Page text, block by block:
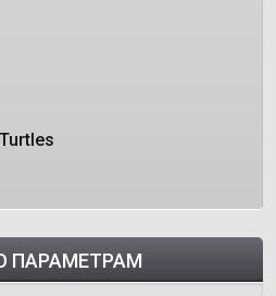
ПАРАМЕТРАМ